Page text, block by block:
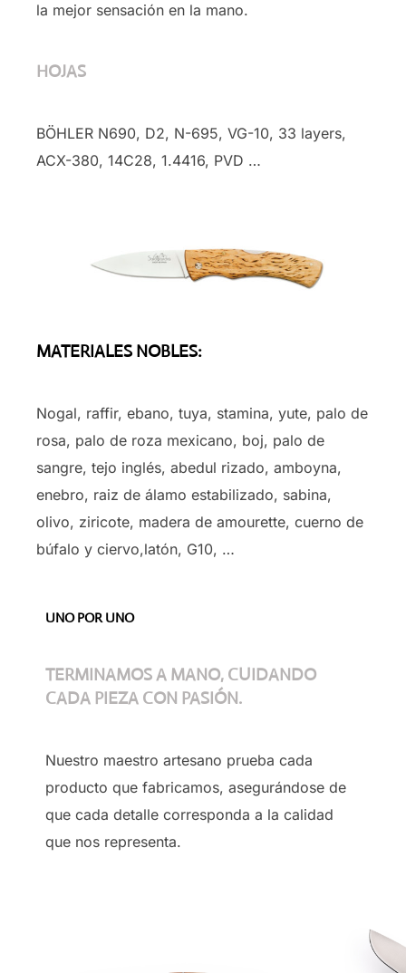
la mejor sensación en la mano.
HOJAS
BÖHLER N690, D2, N-695, VG-10, 33 layers,
ACX-380, 14C28, 1.4416, PVD …
MATERIALES NOBLES:
Nogal, raffir, ebano, tuya, stamina, yute, palo de
rosa, palo de roza mexicano, boj, palo de
sangre, tejo inglés, abedul rizado, amboyna,
enebro, raiz de álamo estabilizado, sabina,
olivo, ziricote, madera de amourette, cuerno de
búfalo y ciervo,latón, G10, …
UNO POR UNO
TERMINAMOS A MANO, CUIDANDO
CADA PIEZA CON PASIÓN.
Nuestro maestro artesano prueba cada
producto que fabricamos, asegurándose de
que cada detalle corresponda a la calidad
que nos representa.